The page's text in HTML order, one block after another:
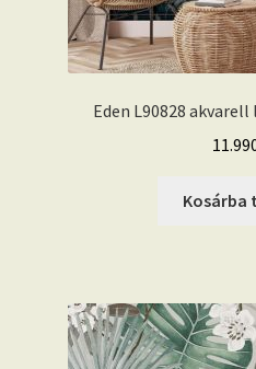
Eden L90828
Kosárba